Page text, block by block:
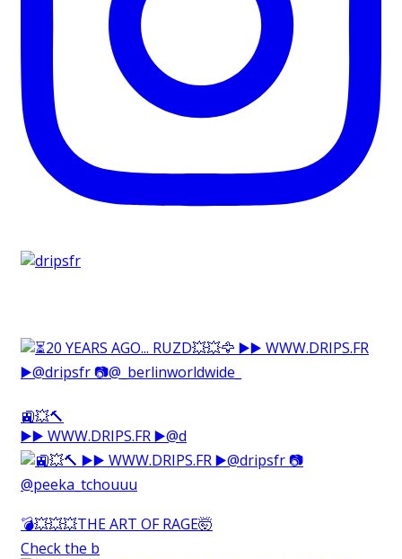
🚉💥🔨⁠
▶️▶️ WWW.DRIPS.FR ▶️@d
💣💥💥💥THE ART OF RAGE🤯⁠
Check the b